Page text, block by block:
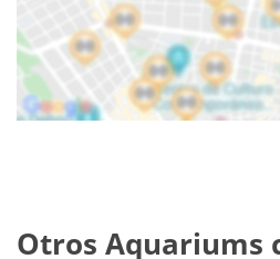
Otros Aquariums